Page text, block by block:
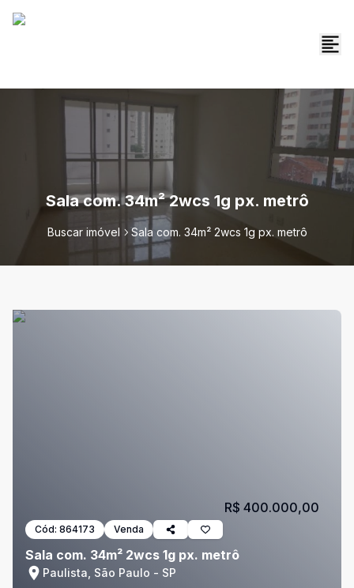
Sala com. 34m² 2wcs 1g px. metrô
Buscar imóvel Sala com. 34m² 2wcs 1g px. metrô
Cód: 864173 Venda
Sala com. 34m² 2wcs 1g px. metrô
Paulista, São Paulo - SP
R$ 400.000,00